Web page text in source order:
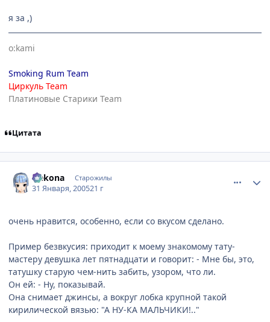
я за ,)
o:kami
Smoking Rum Team
Циркуль Team
Платиновые Старики Team
Цитата
Nekona Старожилы
31 Января, 200521 г
очень нравится, особенно, если со вкусом сделано.
Пример безвкусия: приходит к моему знакомому тату-
мастеру девушка лет пятнадцати и говорит: - Мне бы, это,
татушку старую чем-нить забить, узором, что ли.
Он ей: - Ну, показывай.
Она снимает джинсы, а вокруг лобка крупной такой
кирилической вязью: "А НУ-КА МАЛЬЧИКИ!.."